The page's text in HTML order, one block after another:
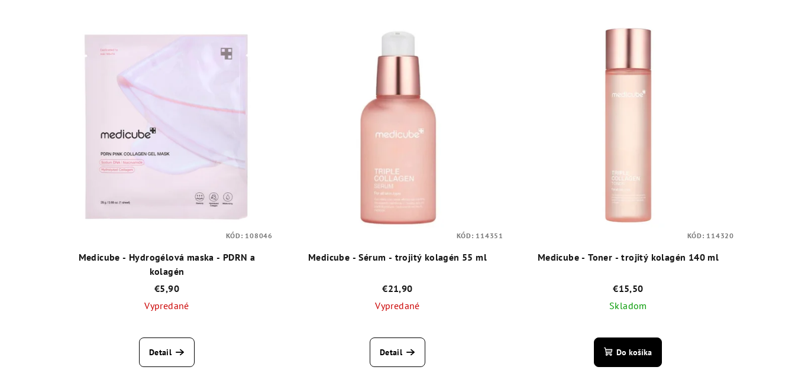
Medicube - Hydrogélová maska - PDRN a
kolagén
€5,90
Vypredané
hodnotenie
produktu
Detail
KÓD: 108046
Medicube - Sérum - trojitý kolagén 55 ml
€21,90
Vypredané
hodnotenie
produktu
Detail
KÓD: 114351
Medicube - Toner - trojitý kolagén 140 ml
€15,50
Skladom
hodnotenie
produktu
Do košíka
KÓD: 114320